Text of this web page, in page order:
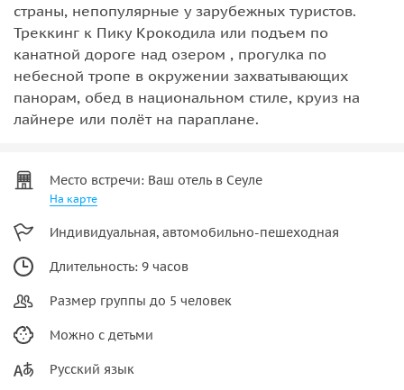
страны, непопулярные у зарубежных туристов.
Треккинг к Пику Крокодила или подъем по
канатной дороге над озером , прогулка по
небесной тропе в окружении захватывающих
панорам, обед в национальном стиле, круиз на
лайнере или полёт на параплане.
Место встречи: Ваш отель в Сеуле
На карте
Индивидуальная, автомобильно-пешеходная
Длительность: 9 часов
Размер группы до 5 человек
Можно с детьми
Русский язык